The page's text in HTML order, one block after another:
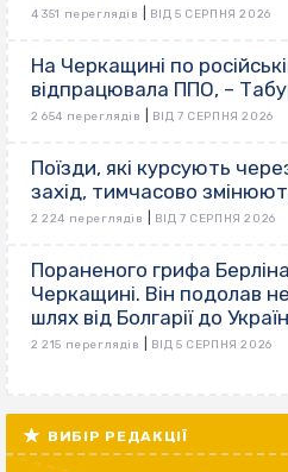
4 351 переглядів ВІД 5 СЕРПНЯ 2026
На Черкащині по
відпрацювала ППО, –
2 654 переглядів ВІД 7 СЕРПНЯ 2026
Поїзди, які курсують
захід, тимчасово
2 224 переглядів ВІД 7 СЕРПНЯ 2026
Пораненого грифа
Черкащині. Він подолав
шлях від Болгарії до
2 215 переглядів ВІД 5 СЕРПНЯ 2026
ВИБІР РЕДАКЦІЇ